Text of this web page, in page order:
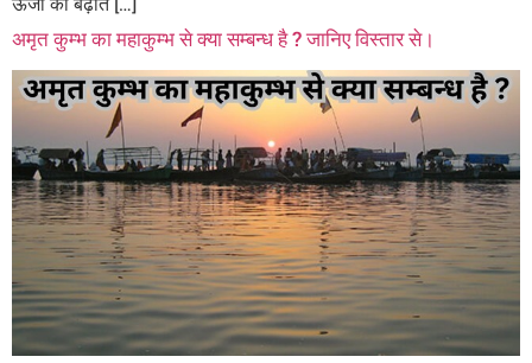
अमृत कुम्भ का महाकुम्भ से क्या सम्बन्ध है ? जानिए विस्तार से।